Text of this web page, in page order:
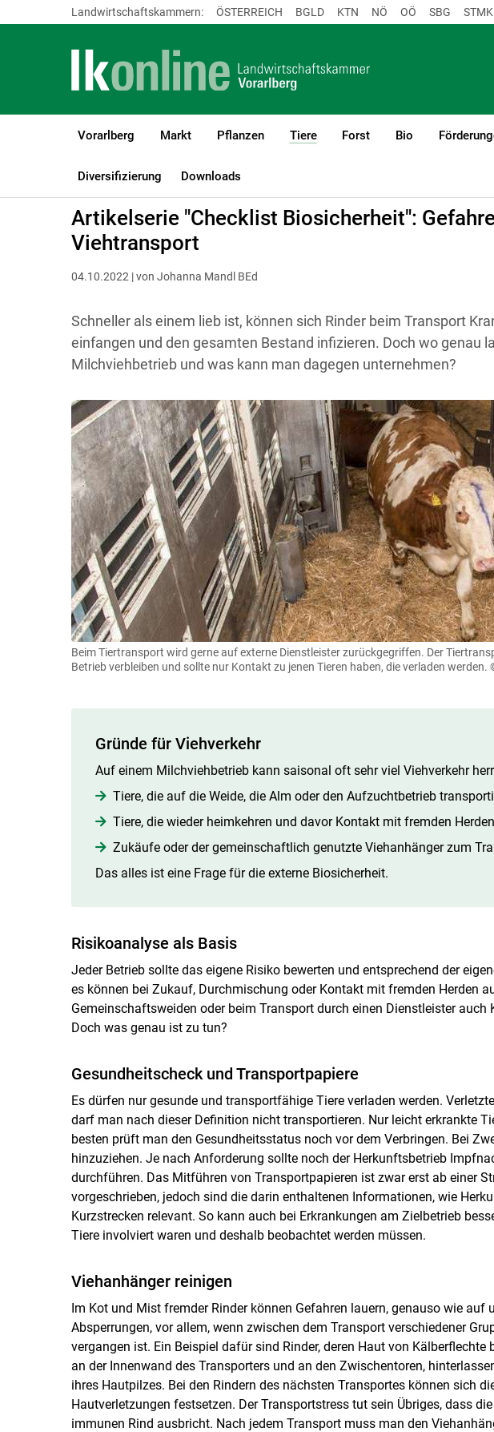
Landwirtschaftskammern: ÖSTERREICH BGLD KTN NÖ OÖ SBG STMK
Vorarlberg Markt Pflanzen Tiere
(current)1
Forst Bio
Diversifizierung Downloads
LK Vorarlberg Tiere Rinder Haltung, Management & Tierkomfort
Artikelserie "Checklist Biosicherheit":
Viehtransport
04.10.2022 | von Johanna Mandl BEd
Schneller als einem lieb ist, können sich Rinder beim Transport
einfangen und den gesamten Bestand infizieren. Doch wo genau
Milchviehbetrieb und was kann man dagegen unternehmen?
Beim Tiertransport wird gerne auf externe Dienstleister zurückgegriffen. Der
Betrieb verbleiben und sollte nur Kontakt zu jenen Tieren haben, die verladen werden.
Gründe für Viehverkehr
Auf einem Milchviehbetrieb kann saisonal oft sehr viel Viehverkehr
Tiere, die auf die Weide, die Alm oder den Aufzuchtbetrieb
Tiere, die wieder heimkehren und davor Kontakt mit fremden
Zukäufe oder der gemeinschaftlich genutzte Viehanhänger zum
Das alles ist eine Frage für die externe Biosicherheit.
Risikoanalyse als Basis
Jeder Betrieb sollte das eigene Risiko bewerten und entsprechend der
es können bei Zukauf, Durchmischung oder Kontakt mit fremden Herden
Gemeinschaftsweiden oder beim Transport durch einen Dienstleister auch
Doch was genau ist zu tun?
Gesundheitscheck und Transportpapiere
Es dürfen nur gesunde und transportfähige Tiere verladen werden.
darf man nach dieser Definition nicht transportieren. Nur leicht erkrankte
besten prüft man den Gesundheitsstatus noch vor dem Verbringen. Bei
hinzuziehen. Je nach Anforderung sollte noch der Herkunftsbetrieb
durchführen. Das Mitführen von Transportpapieren ist zwar erst ab einer
vorgeschrieben, jedoch sind die darin enthaltenen Informationen, wie
Kurzstrecken relevant. So kann auch bei Erkrankungen am Zielbetrieb
Tiere involviert waren und deshalb beobachtet werden müssen.
Viehanhänger reinigen
Im Kot und Mist fremder Rinder können Gefahren lauern, genauso wie auf
Absperrungen, vor allem, wenn zwischen dem Transport verschiedener
vergangen ist. Ein Beispiel dafür sind Rinder, deren Haut von Kälberflechte
an der Innenwand des Transporters und an den Zwischentoren,
ihres Hautpilzes. Bei den Rindern des nächsten Transportes können sich
Hautverletzungen festsetzen. Der Transportstress tut sein Übriges, dass
immunen Rind ausbricht. Nach jedem Transport muss man den